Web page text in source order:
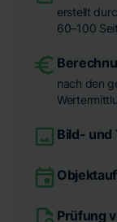
erstellt
60–100
nach den
Bild- und
Prüfung